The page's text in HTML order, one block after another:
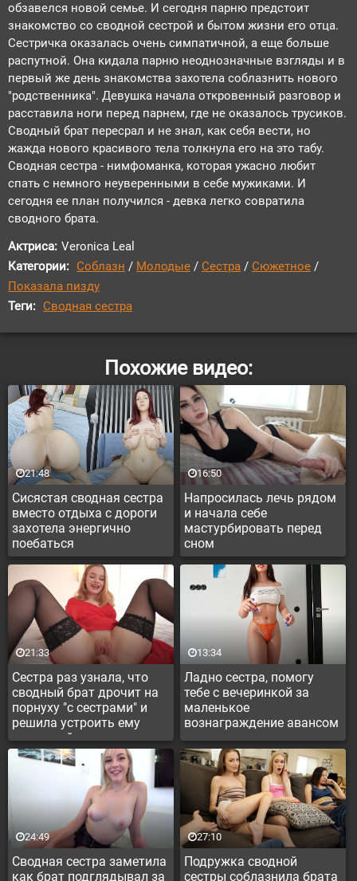
обзавелся новой семье. И сегодня парню предстоит
знакомство со сводной сестрой и бытом жизни его отца.
Сестричка оказалась очень симпатичной, а еще больше
распутной. Она кидала парню неоднозначные взгляды и в
первый же день знакомства захотела соблазнить нового
"родственника". Девушка начала откровенный разговор и
расставила ноги перед парнем, где не оказалось трусиков.
Сводный брат пересрал и не знал, как себя вести, но
жажда нового красивого тела толкнула его на это табу.
Сводная сестра - нимфоманка, которая ужасно любит
спать с немного неуверенными в себе мужиками. И
сегодня ее план получился - девка легко совратила
сводного брата.
Актриса: Veronica Leal
Категории: Соблазн / Молодые / Сестра / Сюжетное /
Показала пизду
Теги: Сводная сестра
Похожие видео:
Сисястая сводная сестра
вместо отдыха с дороги
захотела энергично
поебаться
21:48
Напросилась лечь рядом
и начала себе
мастурбировать перед
сном
16:50
Сестра раз узнала, что
сводный брат дрочит на
порнуху "с сестрами" и
решила устроить ему
интимный сюрприз
21:33
Ладно сестра, помогу
тебе с вечеринкой за
маленькое
вознаграждение авансом
13:34
Сводная сестра заметила
как брат подглядывал за
24:49
Подружка сводной
сестры соблазнила брата
27:10